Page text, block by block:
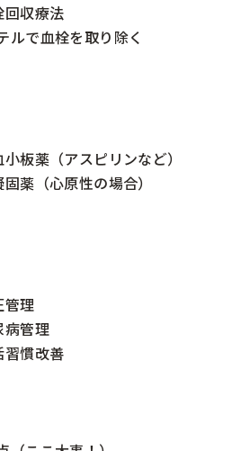
で血栓を取り除く